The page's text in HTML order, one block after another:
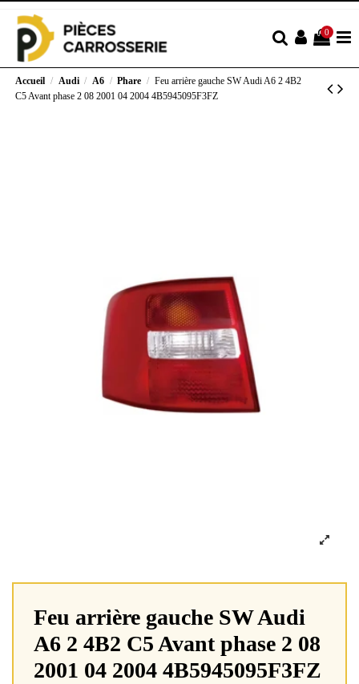
0
Accueil Audi A6 Phare
Feu arrière gauche SW Audi A6 2 4B2
C5 Avant phase 2 08 2001 04 2004 4B5945095F3FZ
Feu arrière gauche SW Audi
A6 2 4B2 C5 Avant phase 2 08
2001 04 2004 4B5945095F3FZ